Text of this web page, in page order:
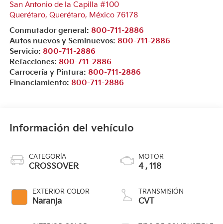
San Antonio de la Capilla #100
Querétaro, Querétaro, México 76178
Conmutador general: 800-711-2886
Autos nuevos y Seminuevos: 800-711-2886
Servicio: 800-711-2886
Refacciones: 800-711-2886
Carrocería y Pintura: 800-711-2886
Financiamiento: 800-711-2886
Información del vehículo
CATEGORÍA
CROSSOVER
EXTERIOR COLOR
Naranja
MOTOR
4 , 118
TRANSMISIÓN
CVT